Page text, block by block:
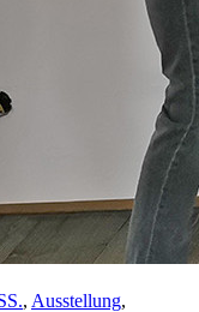
, Ausstellung,